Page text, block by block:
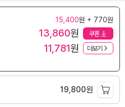
15,400원 + 770원
13,860원 쿠폰
11,781원 더보기
19,800원